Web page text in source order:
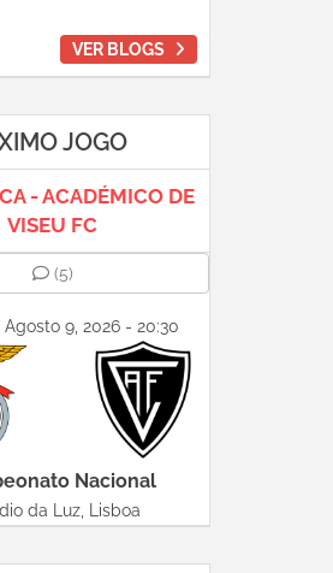
VER BLOGS
JOGO
- ACADÉMICO DE
VISEU FC
(5)
Agosto 9, 2026 - 20:30
Nacional
da Luz, Lisboa